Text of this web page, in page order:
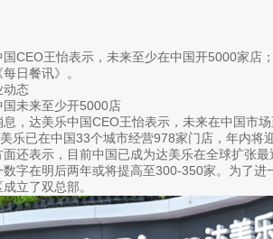
国CEO王怡表示，未来至少在中国开5000家店
日餐讯》。
动态
国未来至少开5000店
息，达美乐中国CEO王怡表示，未来在中国市
乐已在中国33个城市经营978家门店，年内将
面还表示，目前中国已成为达美乐在全球扩张
数字在明后两年或将提高至300-350家。为了
立了双总部。